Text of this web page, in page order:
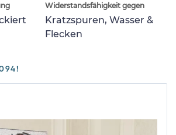
Widerstandsfähigkeit gegen
Kratzspuren, Wasser &
Flecken